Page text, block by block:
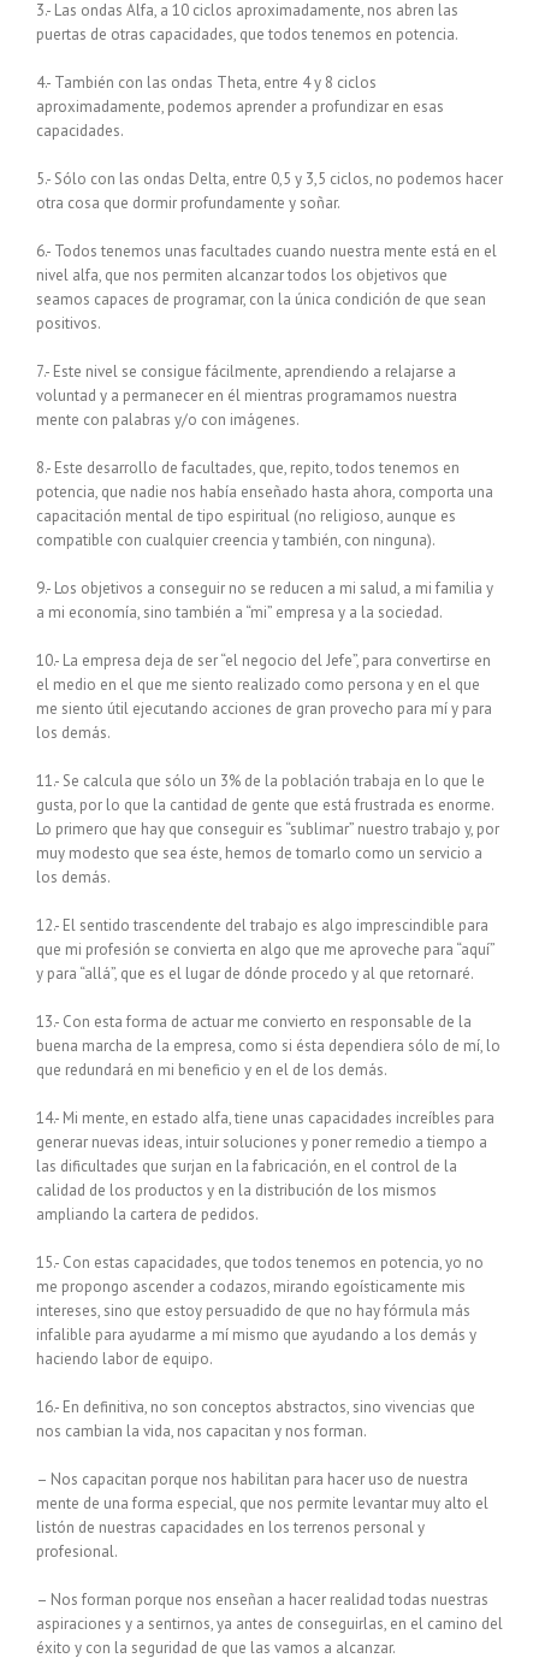
3.- Las ondas Alfa, a 10 ciclos aproximadamente, nos abren las
puertas de otras capacidades, que todos tenemos en potencia.
4.- También con las ondas Theta, entre 4 y 8 ciclos
aproximadamente, podemos aprender a profundizar en esas
capacidades.
5.- Sólo con las ondas Delta, entre 0,5 y 3,5 ciclos, no podemos hacer
otra cosa que dormir profundamente y soñar.
6.- Todos tenemos unas facultades cuando nuestra mente está en el
nivel alfa, que nos permiten alcanzar todos los objetivos que
seamos capaces de programar, con la única condición de que sean
positivos.
7.- Este nivel se consigue fácilmente, aprendiendo a relajarse a
voluntad y a permanecer en él mientras programamos nuestra
mente con palabras y/o con imágenes.
8.- Este desarrollo de facultades, que, repito, todos tenemos en
potencia, que nadie nos había enseñado hasta ahora, comporta una
capacitación mental de tipo espiritual (no religioso, aunque es
compatible con cualquier creencia y también, con ninguna).
9.- Los objetivos a conseguir no se reducen a mi salud, a mi familia y
a mi economía, sino también a “mi” empresa y a la sociedad.
10.- La empresa deja de ser “el negocio del Jefe”, para convertirse en
el medio en el que me siento realizado como persona y en el que
me siento útil ejecutando acciones de gran provecho para mí y para
los demás.
11.- Se calcula que sólo un 3% de la población trabaja en lo que le
gusta, por lo que la cantidad de gente que está frustrada es enorme.
Lo primero que hay que conseguir es “sublimar” nuestro trabajo y, por
muy modesto que sea éste, hemos de tomarlo como un servicio a
los demás.
12.- El sentido trascendente del trabajo es algo imprescindible para
que mi profesión se convierta en algo que me aproveche para “aquí”
y para “allá”, que es el lugar de dónde procedo y al que retornaré.
13.- Con esta forma de actuar me convierto en responsable de la
buena marcha de la empresa, como si ésta dependiera sólo de mí, lo
que redundará en mi beneficio y en el de los demás.
14.- Mi mente, en estado alfa, tiene unas capacidades increíbles para
generar nuevas ideas, intuir soluciones y poner remedio a tiempo a
las dificultades que surjan en la fabricación, en el control de la
calidad de los productos y en la distribución de los mismos
ampliando la cartera de pedidos.
15.- Con estas capacidades, que todos tenemos en potencia, yo no
me propongo ascender a codazos, mirando egoísticamente mis
intereses, sino que estoy persuadido de que no hay fórmula más
infalible para ayudarme a mí mismo que ayudando a los demás y
haciendo labor de equipo.
16.- En definitiva, no son conceptos abstractos, sino vivencias que
nos cambian la vida, nos capacitan y nos forman.
– Nos capacitan porque nos habilitan para hacer uso de nuestra
mente de una forma especial, que nos permite levantar muy alto el
listón de nuestras capacidades en los terrenos personal y
profesional.
– Nos forman porque nos enseñan a hacer realidad todas nuestras
aspiraciones y a sentirnos, ya antes de conseguirlas, en el camino del
éxito y con la seguridad de que las vamos a alcanzar.